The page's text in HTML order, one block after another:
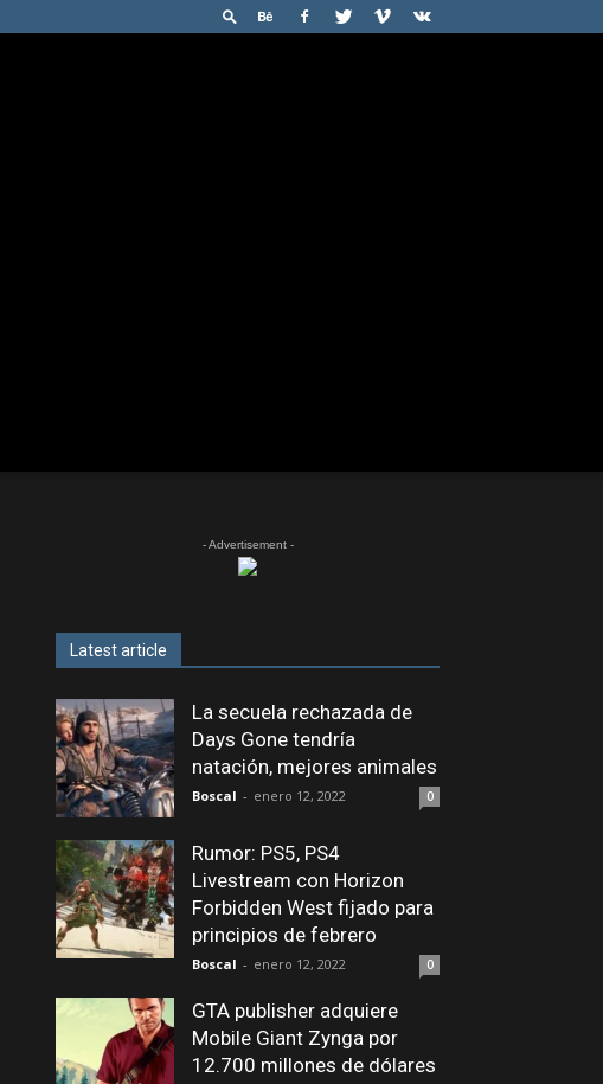
- Advertisement -
Latest article
La secuela rechazada de
Days Gone tendría
natación, mejores animales
Boscal - enero 12, 2022 0
Rumor: PS5, PS4
Livestream con Horizon
Forbidden West fijado para
principios de febrero
Boscal - enero 12, 2022 0
GTA publisher adquiere
Mobile Giant Zynga por
12.700 millones de dólares